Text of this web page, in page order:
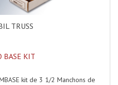
De Basses
De Studio)
TRUSS
BASE KIT
kit de 3 1/2 Manchons de